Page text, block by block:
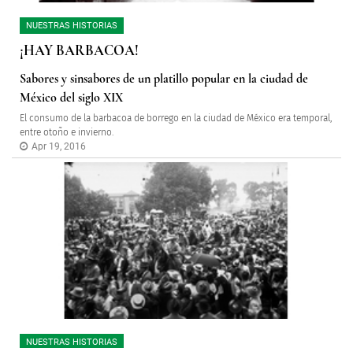
NUESTRAS HISTORIAS
¡HAY BARBACOA!
Sabores y sinsabores de un platillo popular en la ciudad de
México del siglo XIX
El consumo de la barbacoa de borrego en la ciudad de México era temporal,
entre otoño e invierno.
Apr 19, 2016
NUESTRAS HISTORIAS